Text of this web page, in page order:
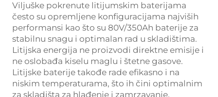
Viljuške pokrenute litijumskim baterijama
često su opremljene konfiguracijama najviših
performansi kao što su 80V/350Ah baterije za
stabilnu snagu i optimalan rad u skladištima.
Litijska energija ne proizvodi direktne emisije i
ne oslobađa kiselu maglu i štetne gasove.
Litijske baterije takođe rade efikasno i na
niskim temperaturama, što ih čini optimalnim
za skladišta za hlađenje i zamrzavanje.